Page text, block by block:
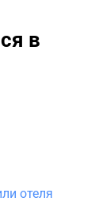
в
отеля